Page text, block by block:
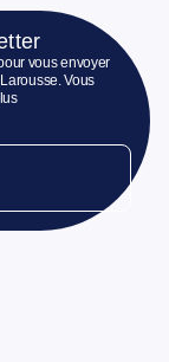
vous envoyer
Vous